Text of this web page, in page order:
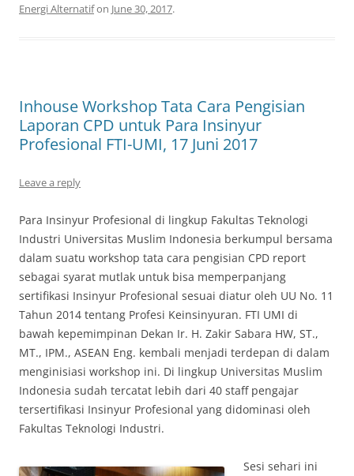
Energi Alternatifon June 30, 2017.
Inhouse Workshop Tata Cara Pengisian
Laporan CPD untuk Para Insinyur
Profesional FTI-UMI, 17 Juni 2017
Leave a reply
Para Insinyur Profesional di lingkup Fakultas Teknologi
Industri Universitas Muslim Indonesia berkumpul bersama
dalam suatu workshop tata cara pengisian CPD report
sebagai syarat mutlak untuk bisa memperpanjang
sertifikasi Insinyur Profesional sesuai diatur oleh UU No. 11
Tahun 2014 tentang Profesi Keinsinyuran. FTI UMI di
bawah kepemimpinan Dekan Ir. H. Zakir Sabara HW, ST.,
MT., IPM., ASEAN Eng. kembali menjadi terdepan di dalam
menginisiasi workshop ini. Di lingkup Universitas Muslim
Indonesia sudah tercatat lebih dari 40 staff pengajar
tersertifikasi Insinyur Profesional yang didominasi oleh
Fakultas Teknologi Industri.
Sesi sehari ini